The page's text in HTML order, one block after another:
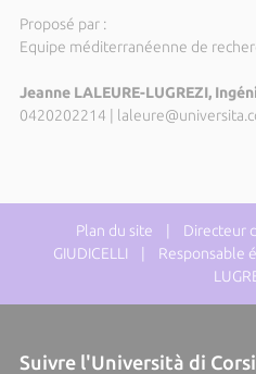
Proposé par :
Equipe méditerranéenne de
Jeanne LALEURE-LUGREZI,
0420202214 |
Plan du site | Directeur
GIUDICELLI | Responsable
Suivre l'Università di